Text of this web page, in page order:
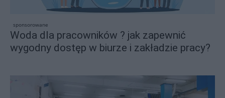
sponsorowane
Woda dla pracowników ? jak zapewnić
wygodny dostęp w biurze i zakładzie pracy?